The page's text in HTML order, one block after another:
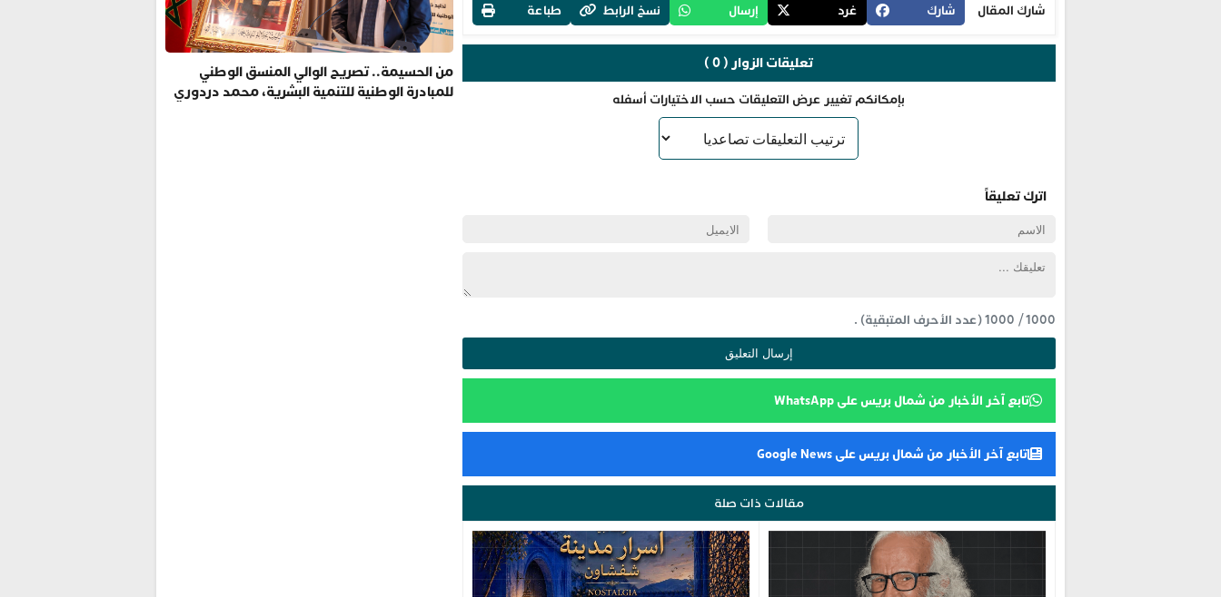
شارك المقال شارك غرد إرسال نسخ الرابط طباعة
تعليقات الزوار ( 0 )
بإمكانكم تغيير عرض التعليقات حسب الاختيارات أسفله
اترك تعليقاً
1000
/
1000(عدد الأحرف المتبقية) .
تابع آخر الأخبار من شمال بريس على WhatsApp
تابع آخر الأخبار من شمال بريس على Google News
مقالات ذات صلة
من الحسيمة.. تصريح الوالي المنسق الوطني
للمبادرة الوطنية للتنمية البشرية، محمد دردوري